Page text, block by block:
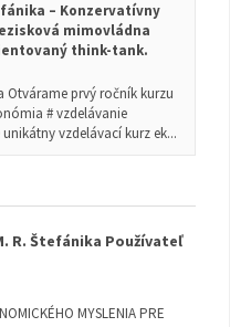
– Konzervatívny
mimovládna
think-tank.
Otvárame prvý ročník kurzu
# vzdelávanie
vzdelávací kurz ek...
R. Štefánika Používateľ
MYSLENIA PRE